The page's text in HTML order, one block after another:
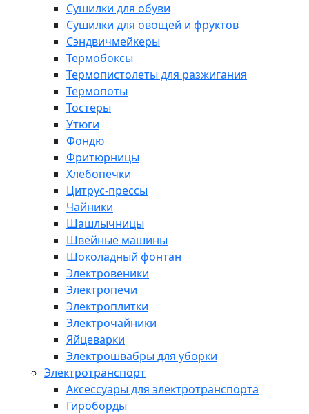
Сушилки для обуви
Сушилки для овощей и фруктов
Сэндвичмейкеры
Термобоксы
Термопистолеты для разжигания
Термопоты
Тостеры
Утюги
Фондю
Фритюрницы
Хлебопечки
Цитрус-прессы
Чайники
Шашлычницы
Швейные машины
Шоколадный фонтан
Электровеники
Электропечи
Электроплитки
Электрочайники
Яйцеварки
Электрошвабры для уборки
Электротранспорт
Аксессуары для электротранспорта
Гироборды